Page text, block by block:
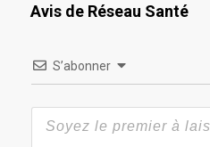
Avis de Réseau Santé
S’abonner